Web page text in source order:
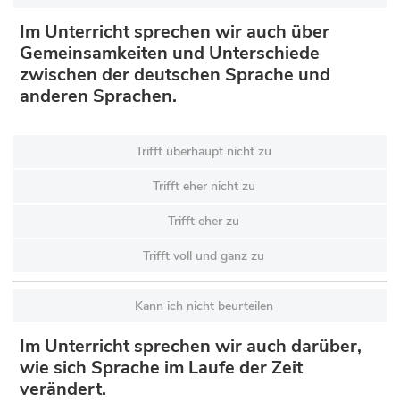
Im Unterricht sprechen wir auch über
Gemeinsamkeiten und Unterschiede
zwischen der deutschen Sprache und
anderen Sprachen.
Trifft überhaupt nicht zu
Trifft eher nicht zu
Trifft eher zu
Trifft voll und ganz zu
Kann ich nicht beurteilen
Im Unterricht sprechen wir auch darüber,
wie sich Sprache im Laufe der Zeit
verändert.